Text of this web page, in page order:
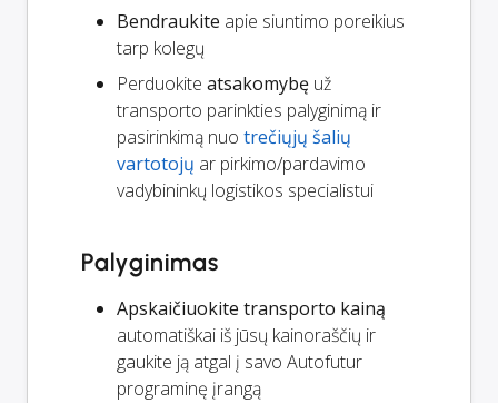
Bendraukite apie siuntimo poreikius
tarp kolegų
Perduokite atsakomybę už
transporto parinkties palyginimą ir
pasirinkimą nuo trečiųjų šalių
vartotojų ar pirkimo/pardavimo
vadybininkų logistikos specialistui
Palyginimas
Apskaičiuokite transporto kainą
automatiškai iš jūsų kainoraščių ir
gaukite ją atgal į savo Autofutur
programinę įrangą